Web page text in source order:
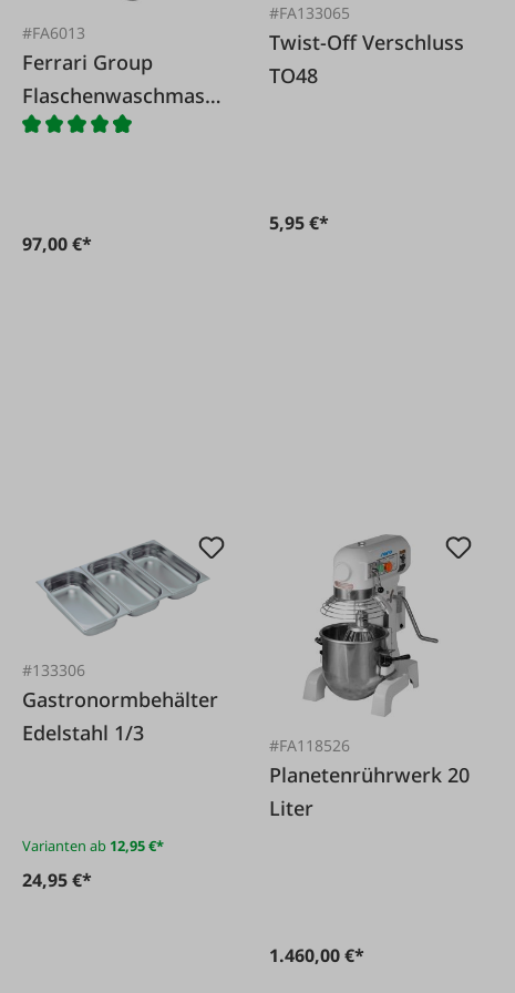
#FA6013
Ferrari Group
Flaschenwaschmasc
hine
97,00 €*
#FA133065
Twist-Off Verschluss
TO48
5,95 €*
#133306
Gastronormbehälter
Edelstahl 1/3
Varianten ab 12,95 €*
24,95 €*
#FA118526
Planetenrührwerk 20
Liter
1.460,00 €*